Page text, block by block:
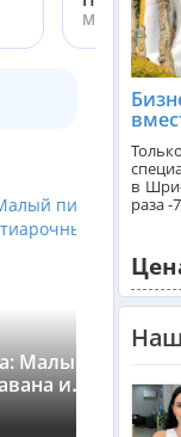
Менеджер
Малый пик
и
(из
›
в
раза -